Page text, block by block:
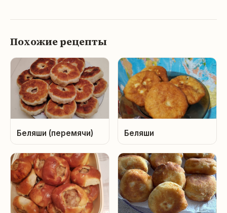
Похожие рецепты
Беляши (перемячи) Беляши